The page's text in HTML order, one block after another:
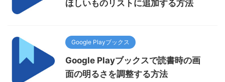
ほしいものリストに追加する方法
Google Playブックス
Google Playブックスで読書時の画
面の明るさを調整する方法